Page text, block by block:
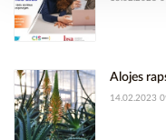
Alojes
14.02.2023